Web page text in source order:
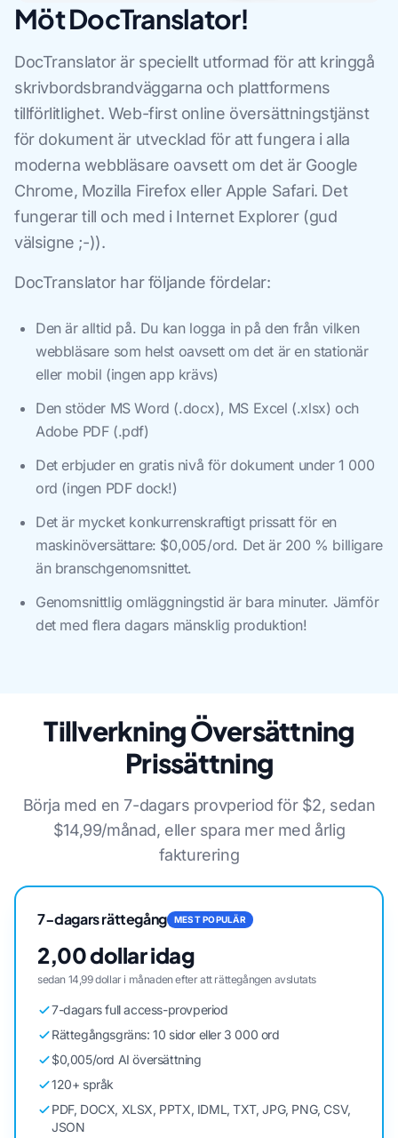
Möt DocTranslator!
DocTranslator är speciellt utformad för att kringgå
skrivbordsbrandväggarna och plattformens
tillförlitlighet. Web-first online översättningstjänst
för dokument är utvecklad för att fungera i alla
moderna webbläsare oavsett om det är Google
Chrome, Mozilla Firefox eller Apple Safari. Det
fungerar till och med i Internet Explorer (gud
välsigne ;-)).
DocTranslator har följande fördelar:
Den är alltid på. Du kan logga in på den från vilken
webbläsare som helst oavsett om det är en stationär
eller mobil (ingen app krävs)
Den stöder MS Word (.docx), MS Excel (.xlsx) och
Adobe PDF (.pdf)
Det erbjuder en gratis nivå för dokument under 1 000
ord (ingen PDF dock!)
Det är mycket konkurrenskraftigt prissatt för en
maskinöversättare: $0,005/ord. Det är 200 % billigare
än branschgenomsnittet.
Genomsnittlig omläggningstid är bara minuter. Jämför
det med flera dagars mänsklig produktion!
Tillverkning Översättning
Prissättning
Börja med en 7-dagars provperiod för $2, sedan
$14,99/månad, eller spara mer med årlig
fakturering
7-dagars rättegång MEST POPULÄR
2,00 dollar idag
sedan 14,99 dollar i månaden efter att rättegången avslutats
7-dagars full access-provperiod
Rättegångsgräns: 10 sidor eller 3 000 ord
$0,005/ord AI översättning
120+ språk
PDF, DOCX, XLSX, PPTX, IDML, TXT, JPG, PNG, CSV,
JSON